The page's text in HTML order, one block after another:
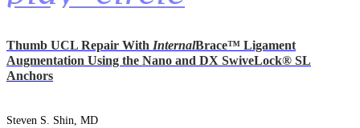
Thumb UCL Repair With InternalBrace™ Ligament
Augmentation Using the Nano and DX SwiveLock® SL
Anchors
Steven S. Shin, MD